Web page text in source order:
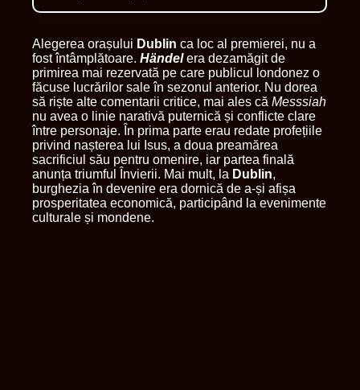
Alegerea orașului Dublin ca loc al premierei, nu a
fost întâmplătoare. Händelera dezamăgit de
primirea mai rezervată pe care publicul londonez o
făcuse lucrărilor sale în sezonul anterior. Nu dorea
să riște alte comentarii critice, mai ales că Messsiah
nu avea o linie narativă puternică și conflicte clare
între personaje. În prima parte erau redate profețiile
privind nașterea lui Isus, a doua preamărea
sacrificiul său pentru omenire, iar partea finală
anunța triumful Învierii. Mai mult, la Dublin,
burghezia în devenire era dornică de a-și afișa
prosperitatea economică, participând la evenimente
culturale și mondene.